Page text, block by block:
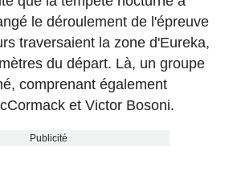
le déroulement de l'épreuve
traversaient la zone d'Eureka,
du départ. Là, un groupe
comprenant également
et Victor Bosoni.
Publicité